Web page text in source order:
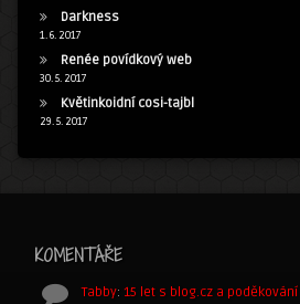
Darkness
1. 6. 2017
Renée povídkový web
30. 5. 2017
Květinkoidní cosi-tajbl
29. 5. 2017
KOMENTÁŘE
Tabby: 15 let s blog.cz a